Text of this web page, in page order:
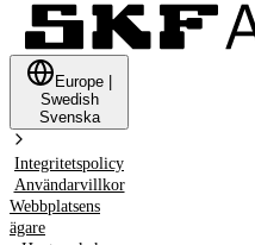
Europe
Swedish
Svenska
Integritetspolicy
Användarvillkor
Webbplatsens
ägare